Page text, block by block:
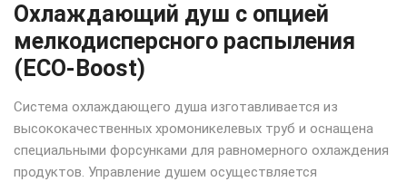
Охлаждающий душ с опцией
мелкодисперсного распыления
(ECO-Boost)
Система охлаждающего душа изготавливается из
высококачественных хромоникелевых труб и оснащена
специальными форсунками для равномерного охлаждения
продуктов. Управление душем осуществляется